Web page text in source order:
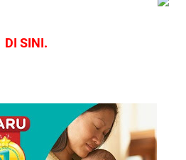
DI SINI.